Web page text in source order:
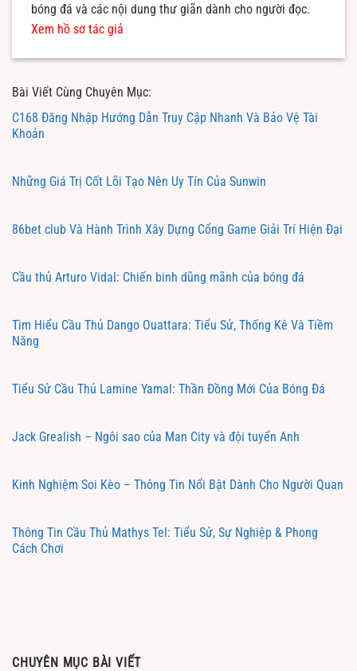
bóng đá và các nội dung thư giãn dành cho người đọc.
Xem hồ sơ tác giả
Bài Viết Cùng Chuyên Mục:
C168 Đăng Nhập Hướng Dẫn Truy Cập Nhanh Và Bảo Vệ Tài
Khoản
Những Giá Trị Cốt Lõi Tạo Nên Uy Tín Của Sunwin
86bet club Và Hành Trình Xây Dựng Cổng Game Giải Trí Hiện Đại
Cầu thủ Arturo Vidal: Chiến binh dũng mãnh của bóng đá
Tìm Hiểu Cầu Thủ Dango Ouattara: Tiểu Sử, Thống Kê Và Tiềm
Năng
Tiểu Sử Cầu Thủ Lamine Yamal: Thần Đồng Mới Của Bóng Đá
Jack Grealish – Ngôi sao của Man City và đội tuyển Anh
Kinh Nghiệm Soi Kèo – Thông Tin Nổi Bật Dành Cho Người Quan
Thông Tin Cầu Thủ Mathys Tel: Tiểu Sử, Sự Nghiệp & Phong
Cách Chơi
CHUYÊN MỤC BÀI VIẾT